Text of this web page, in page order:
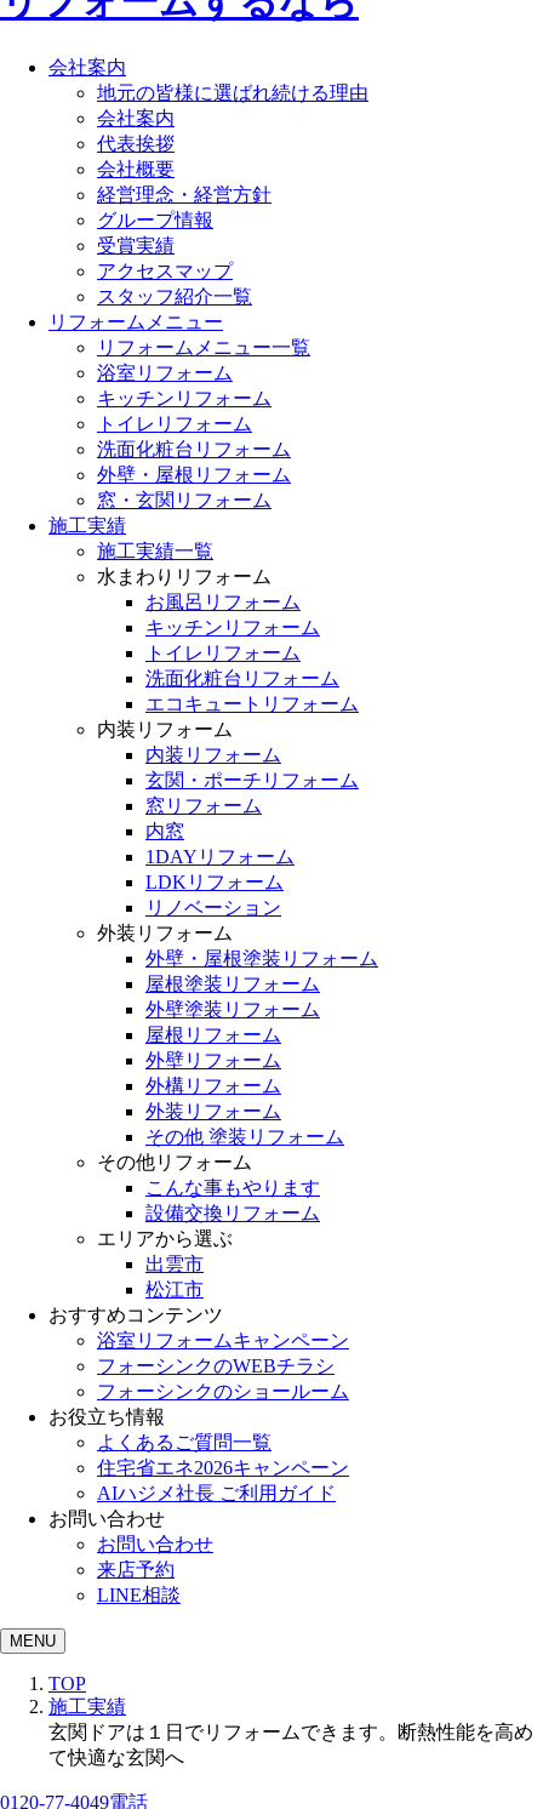
会社案内
地元の皆様に選ばれ続ける理由
会社案内
代表挨拶
会社概要
経営理念・経営方針
グループ情報
受賞実績
アクセスマップ
スタッフ紹介一覧
リフォームメニュー
リフォームメニュー一覧
浴室リフォーム
キッチンリフォーム
トイレリフォーム
洗面化粧台リフォーム
外壁・屋根リフォーム
窓・玄関リフォーム
施工実績
施工実績一覧
水まわりリフォーム
お風呂リフォーム
キッチンリフォーム
トイレリフォーム
洗面化粧台リフォーム
エコキュートリフォーム
内装リフォーム
内装リフォーム
玄関・ポーチリフォーム
窓リフォーム
内窓
1DAYリフォーム
LDKリフォーム
リノベーション
外装リフォーム
外壁・屋根塗装リフォーム
屋根塗装リフォーム
外壁塗装リフォーム
屋根リフォーム
外壁リフォーム
外構リフォーム
外装リフォーム
その他 塗装リフォーム
その他リフォーム
こんな事もやります
設備交換リフォーム
エリアから選ぶ
出雲市
松江市
おすすめコンテンツ
浴室リフォームキャンペーン
フォーシンクのWEBチラシ
フォーシンクのショールーム
お役立ち情報
よくあるご質問一覧
住宅省エネ2026キャンペーン
AIハジメ社長 ご利用ガイド
お問い合わせ
お問い合わせ
来店予約
LINE相談
MENU
TOP
施工実績
玄関ドアは１日でリフォームできます。断熱性能を高め
て快適な玄関へ
0120-77-4049電話